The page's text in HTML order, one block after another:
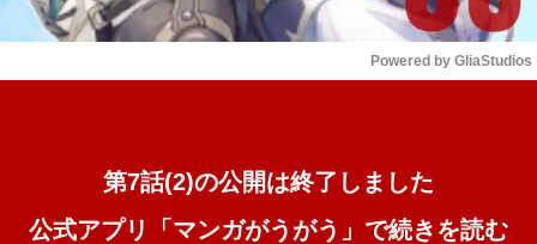
Powered by GliaStudios
第7話(2)の公開は終了しました
公式アプリ「マンガがうがう」で続きを読む